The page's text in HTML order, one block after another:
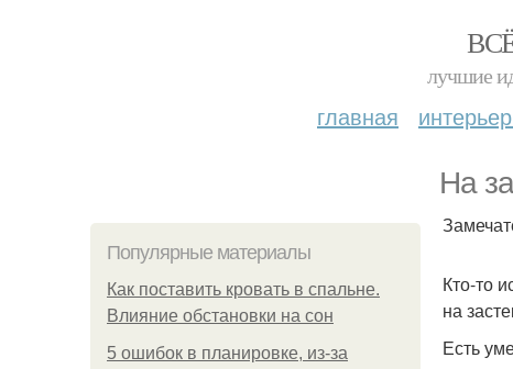
лучшие
главная
На
Популярные материалы
Как поставить кровать в спальне.
Влияние обстановки на сон
5 ошибок в планировке, из-за
Кто-то
на
Есть